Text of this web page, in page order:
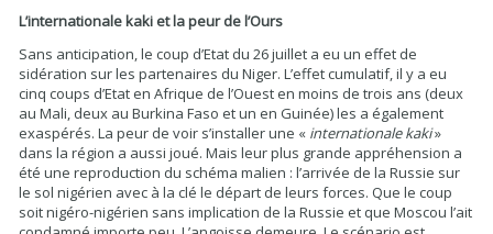
L’internationale kaki et la peur de l’Ours
Sans anticipation, le coup d’Etat du 26 juillet a eu un effet de
sidération sur les partenaires du Niger. L’effet cumulatif, il y a eu
cinq coups d’Etat en Afrique de l’Ouest en moins de trois ans (deux
au Mali, deux au Burkina Faso et un en Guinée) les a également
exaspérés. La peur de voir s’installer une « internationale kaki»
dans la région a aussi joué. Mais leur plus grande appréhension a
été une reproduction du schéma malien : l’arrivée de la Russie sur
le sol nigérien avec à la clé le départ de leurs forces. Que le coup
soit nigéro-nigérien sans implication de la Russie et que Moscou l’ait